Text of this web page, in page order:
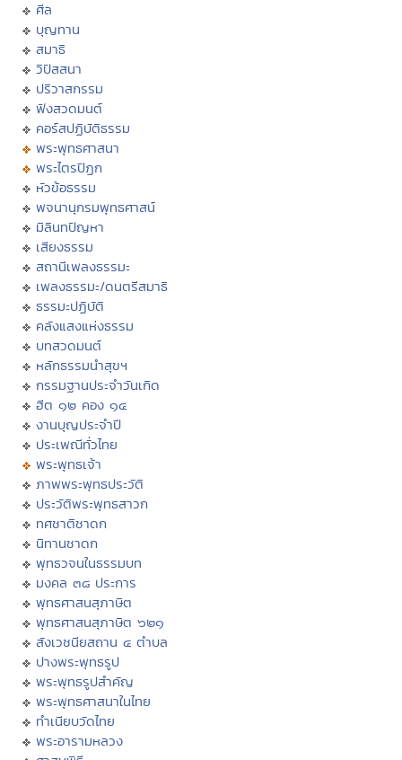
ศีล
บุญทาน
สมาธิ
วิปัสสนา
ปริวาสกรรม
ฟังสวดมนต์
คอร์สปฏิบัติธรรม
พระพุทธศาสนา
พระไตรปิฏก
หัวข้อธรรม
พจนานุกรมพุทธศาสน์
มิลินทปัญหา
เสียงธรรม
สถานีเพลงธรรมะ
เพลงธรรมะ/ดนตรีสมาธิ
ธรรมะปฏิบัติ
คลังแสงแห่งธรรม
บทสวดมนต์
หลักธรรมนำสุขฯ
กรรมฐานประจำวันเกิด
ฮีต ๑๒ คอง ๑๔
งานบุญประจำปี
ประเพณีทั่วไทย
พระพุทธเจ้า
ภาพพระพุทธประวัติ
ประวัติพระพุทธสาวก
ทศชาติชาดก
นิทานชาดก
พุทธวจนในธรรมบท
มงคล ๓๘ ประการ
พุทธศาสนสุภาษิต
พุทธศาสนสุภาษิต ๖๒๑
สังเวชนียสถาน ๔ ตำบล
ปางพระพุทธรูป
พระพุทธรูปสำคัญ
พระพุทธศาสนาในไทย
ทำเนียบวัดไทย
พระอารามหลวง